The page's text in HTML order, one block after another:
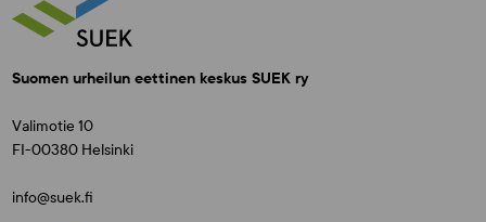
Suomen urheilun eettinen keskus SUEK ry
Valimotie 10
FI-00380 Helsinki
info@suek.fi